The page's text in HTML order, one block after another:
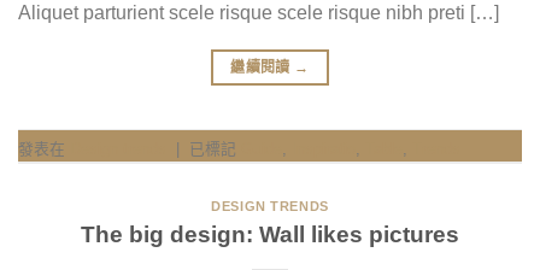
Aliquet parturient scele risque scele risque nibh preti […]
繼續閱讀 →
發表在 已標記
DESIGN TRENDS
The big design: Wall likes pictures